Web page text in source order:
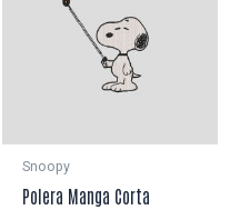
Snoopy
Polera Manga Corta